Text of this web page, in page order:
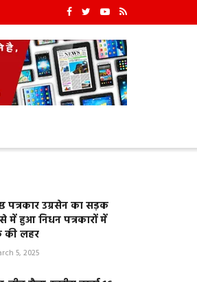
पत्रकार उग्रसेन का सड़क
में हुआ निधन पत्रकारों में
की लहर
5, 2025